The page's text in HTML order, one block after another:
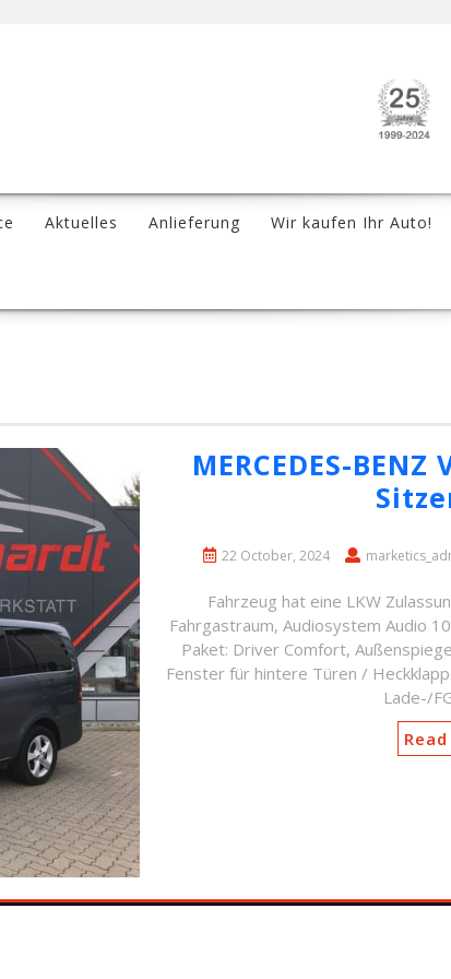
Aktuelles Anlieferung Wir kaufen Ihr Auto!
MERCEDES-
22 October, 2024
Fahrzeug hat eine LKW
Fahrgastraum, Audiosystem Audio
Paket: Driver Comfort,
Fenster für hintere Türen /
Lade-/